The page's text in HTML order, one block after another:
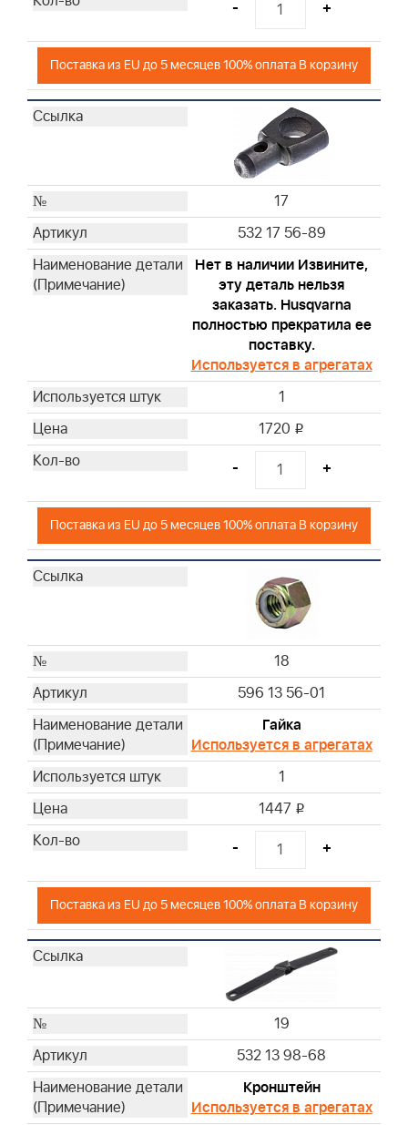
- +
Поставка из EU до 5 месяцев 100% оплата В корзину
17
532 17 56-89
Нет в наличии Извините,
эту деталь нельзя
заказать. Husqvarna
полностью прекратила ее
поставку.
Используется в агрегатах
1
1720 i
- +
Поставка из EU до 5 месяцев 100% оплата В корзину
18
596 13 56-01
Гайка
Используется в агрегатах
1
1447 i
- +
Поставка из EU до 5 месяцев 100% оплата В корзину
19
532 13 98-68
Кронштейн
Используется в агрегатах